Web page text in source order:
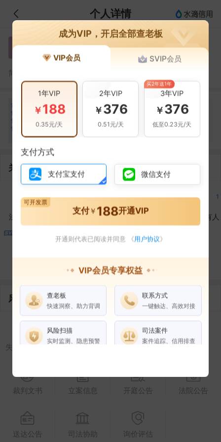
个人详情
徐 徐艳波
简介：
合
作
伙
伴
宋 宋立花
合作1次
青岛嘉崇国际贸易有限公司
关联企业
1
法定代表人
1
对外投资
1
在外任职
1
作为受益所有人
1
风险信息
失信被执行人
裁判文书 立案信息 开庭公告 法院公告
送达公告 司法协助 询价评估
成为VIP，开启全部查老板
VIP会员 SVIP会员
1年VIP
￥188
0.35元/天
2年VIP
￥376
0.51元/天
3年VIP
￥376
低至0.23元/天
买2年送1年
支付方式
支付宝支付 微信支付
支付￥ 188开通VIP
可开发票
开通则代表已阅读并同意 《用户协议》
VIP会员专享权益
查老板
快速洞察、助力背调
联系方式
一键触达、高效对接
风险扫描
实时监测、隐患预警
司法案件
案件追踪、信用排查
权益说明 VIP会员 SVIP会员